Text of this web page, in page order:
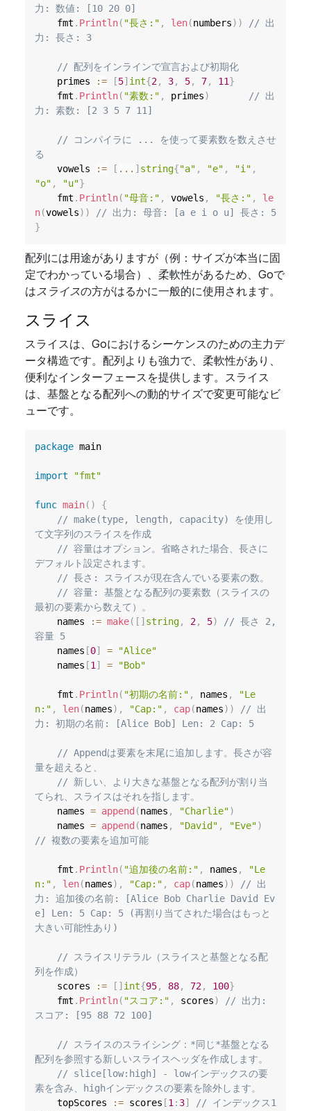
力: 数値: [10 20 0]
	fmt
. Println( "長さ:" , len(numbers) )
// 出
力: 長さ: 3
// 配列をインラインで宣言および初期化
	primes
:= [5] int{2, 3, 5, 7, 11}
	fmt
. Println( "素数:" , primes)
// 出
力: 素数: [2 3 5 7 11]
// コンパイラに ... を使って要素数を数えさせ
る
	vowels
:= [ ... ] string{"a" , "e" , "i" ,
"o" , "u"}
	fmt
. Println( "母音:" , vowels , "長さ:" ,
le
n(vowels) )
// 出力: 母音: [a e i o u] 長さ: 5
}
配列には用途がありますが（例：サイズが本当に固
定でわかっている場合）、柔軟性があるため、Goで
はスライスの方がはるかに一般的に使用されます。
スライス
スライスは、Goにおけるシーケンスのための主力デ
ータ構造です。配列よりも強力で、柔軟性があり、
便利なインターフェースを提供します。スライス
は、基盤となる配列への動的サイズで変更可能なビ
ューです。
package main
import "fmt"
func main( )
{
// make(type, length, capacity) を使用し
て文字列のスライスを作成
// 容量はオプション。省略された場合、長さに
デフォルト設定されます。
// 長さ: スライスが現在含んでいる要素の数。
// 容量: 基盤となる配列の要素数（スライスの
最初の要素から数えて）。
	names
:= make( [ ] string, 2, 5)
// 長さ 2,
容量 5
	names
[0] =
"Alice"
	names
[1 ] = "Bob"
	fmt
. Println( "初期の名前:" , names ,
"Le
n:" , len(names) , "Cap:" , cap(names) )
// 出
力: 初期の名前: [Alice Bob] Len: 2 Cap: 5
// Appendは要素を末尾に追加します。長さが容
量を超えると、
// 新しい、より大きな基盤となる配列が割り当
てられ、スライスはそれを指します。
	names
= append (names , "Charlie")
	names
= append (names , "David" , "Eve")
// 複数の要素を追加可能
	fmt
. Println( "追加後の名前:" , names ,
"Le
n:" , len(names) , "Cap:" , cap(names) )
// 出
力: 追加後の名前: [Alice Bob Charlie David Ev
e] Len: 5 Cap: 5 (再割り当てされた場合はもっと
大きい可能性あり)
// スライスリテラル（スライスと基盤となる配
列を作成）
	scores
:= [ ] int{95, 88, 72, 100}
	fmt
. Println( "スコア:" , scores)
// 出力:
スコア: [95 88 72 100]
// スライスのスライシング：*同じ*基盤となる
配列を参照する新しいスライスヘッダを作成します。
// slice[low:high] - lowインデックスの要
素を含み、highインデックスの要素を除外します。
	topScores
:= scores [1 : 3]
// インデックス1